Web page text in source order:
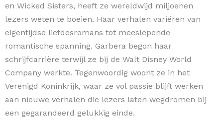
en Wicked Sisters, heeft ze wereldwijd miljoenen
lezers weten te boeien. Haar verhalen variëren van
eigentijdse liefdesromans tot meeslepende
romantische spanning. Garbera begon haar
schrijfcarrière terwijl ze bij de Walt Disney World
Company werkte. Tegenwoordig woont ze in het
Verenigd Koninkrijk, waar ze vol passie blijft werken
aan nieuwe verhalen die lezers laten wegdromen bij
een gegarandeerd gelukkig einde.